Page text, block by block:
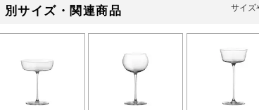
別サイズ・関連商品 サイズ